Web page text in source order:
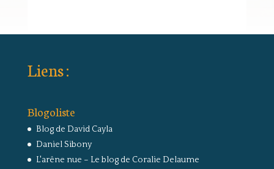
Liens :
Blogoliste
Blog de David Cayla
Daniel Sibony
L'arêne nue – Le blog de Coralie Delaume